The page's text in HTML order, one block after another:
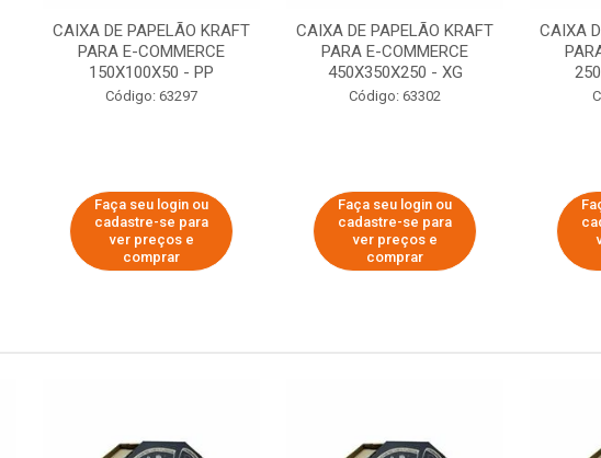
CAIXA DE PAPELÃO KRAFT
PARA E-COMMERCE
150X100X50 - PP
Código: 63297
Faça seu login ou
cadastre-se para
ver preços e
comprar
CAIXA DE PAPELÃO KRAFT
PARA E-COMMERCE
450X350X250 - XG
Código: 63302
Faça seu login ou
cadastre-se para
ver preços e
comprar
CAIXA